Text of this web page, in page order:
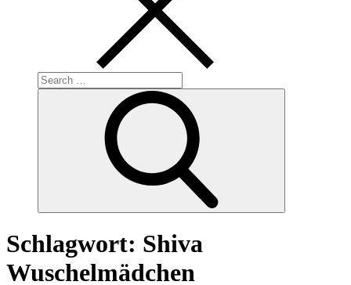
Search
for:
Schlagwort: Shiva
Wuschelmädchen